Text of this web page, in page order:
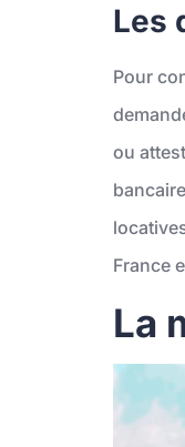
Les
Pour
ou
France
La